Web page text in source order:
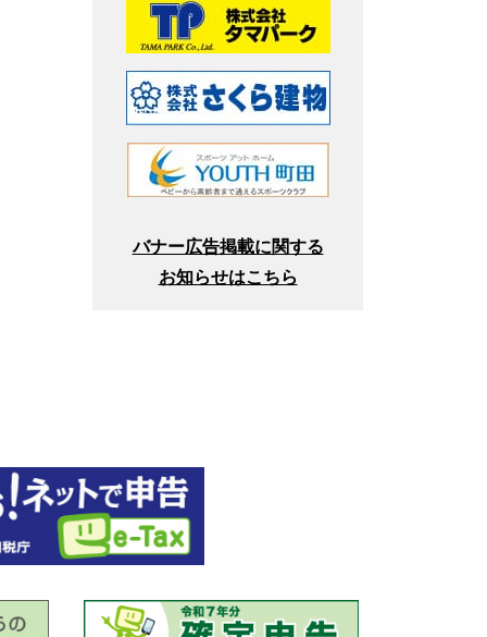
バナー広告掲載に関する
お知らせはこちら